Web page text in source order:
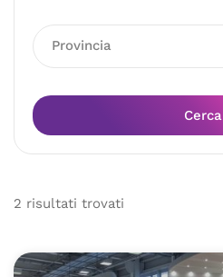
Provincia
Cerca
2 risultati trovati